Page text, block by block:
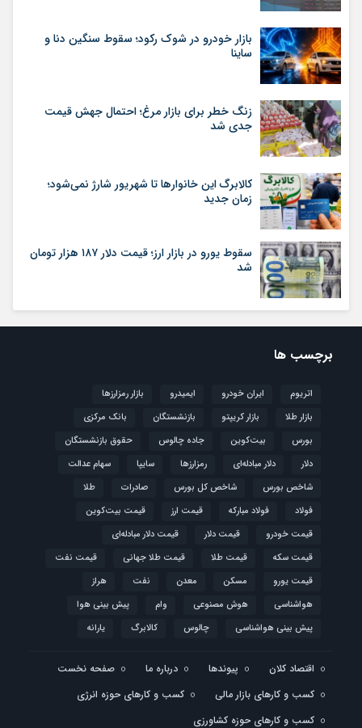
بازار خودرو در شوک رکود؛ سقوط سنگین دنا و
ساینا
زنگ خطر برای بازار مرغ؛ احتمال جهش قیمت
جدی شد
کالابرگ این خانوارها تا شهریور شارژ نمی‌شود؛
زمان جدید
سقوط یورو در بازار ارز؛ قیمت دلار ۱۸۷ هزار تومان
شد
برچسب ها
اتریوم ایران خودرو ایمیدرو
بازار رمزارزها
بازار طلا
بازار کریپتو بازنشستگان
بانک مرکزی
بورس
بیت‌کوین جاده چالوس
حقوق بازنشستگان
دلار
دلار مبادله‌ای رمزارزها سایپا
سهام عدالت
شاخص بورس
شاخص کل بورس صادرات
طلا
فولاد
فولاد مبارکه قیمت ارز
قیمت بیت‌کوین
قیمت خودرو
قیمت دلار
قیمت دلار مبادله‌ای
قیمت سکه
قیمت طلا قیمت طلا جهانی
قیمت نفت
قیمت یورو
مسکن معدن نفت
هراز
هواشناسی
هوش مصنوعی وام
پیش بینی هوا
پیش بینی هواشناسی
چالوس کالابرگ یارانه
اقتصاد کلان پیوندها درباره ما
صفحه نخست
کسب و کارهای بازار مالی
کسب و کارهای حوزه انرژی
کسب و کارهای حوزه کشاورزی